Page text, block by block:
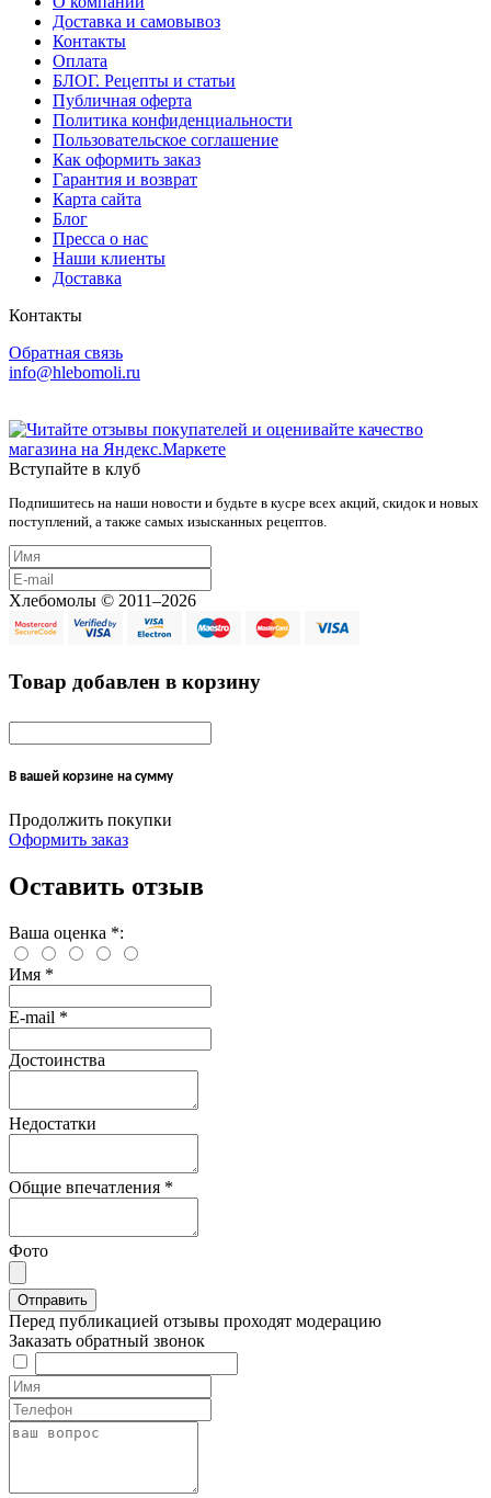
Доставка и самовывоз
Контакты
Оплата
БЛОГ. Рецепты и статьи
Публичная оферта
Политика конфиденциальности
Пользовательское соглашение
Как оформить заказ
Гарантия и возврат
Карта сайта
Блог
Пресса о нас
Наши клиенты
Доставка
Контакты
Обратная связь
info@hlebomoli.ru
Вступайте в клуб
Подпишитесь на наши новости и будьте в кусре всех акций, скидок и новых
поступлений, а также самых изысканных рецептов.
Хлебомолы © 2011–2026
Товар добавлен в корзину
В вашей корзине на сумму
Продолжить покупки
Оформить заказ
Оставить отзыв
Ваша оценка *:
Имя *
E-mail *
Достоинства
Недостатки
Общие впечатления *
Фото
Перед публикацией отзывы проходят модерацию
Заказать обратный звонок